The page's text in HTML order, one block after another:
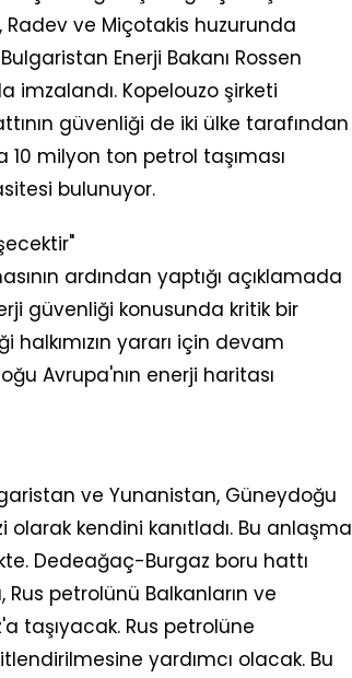
ve Miçotakis huzurunda
Enerji Bakanı Rossen
imzalandı. Kopelouzo şirketi
güvenliği de iki ülke tarafından
milyon ton petrol taşıması
bulunuyor.
ardından yaptığı açıklamada
güvenliği konusunda kritik bir
halkımızın yararı için devam
Avrupa'nın enerji haritası
ve Yunanistan, Güneydoğu
kendini kanıtladı. Bu anlaşma
Dedeağaç-Burgaz boru hattı
petrolünü Balkanların ve
taşıyacak. Rus petrolüne
yardımcı olacak. Bu